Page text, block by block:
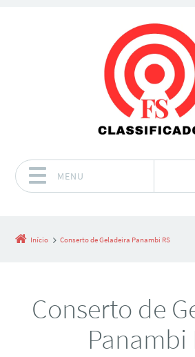
MENU
Início Conserto de Geladeira Panambi RS
Conserto de
Panambi